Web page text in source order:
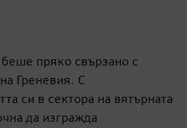
пряко свързано с
Греневия. С
си в сектора на вятърната
да изгражда